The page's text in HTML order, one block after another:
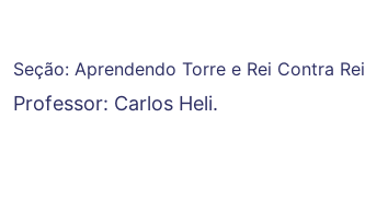
Seção: Aprendendo Torre e Rei Contra Rei
Professor: Carlos Heli.